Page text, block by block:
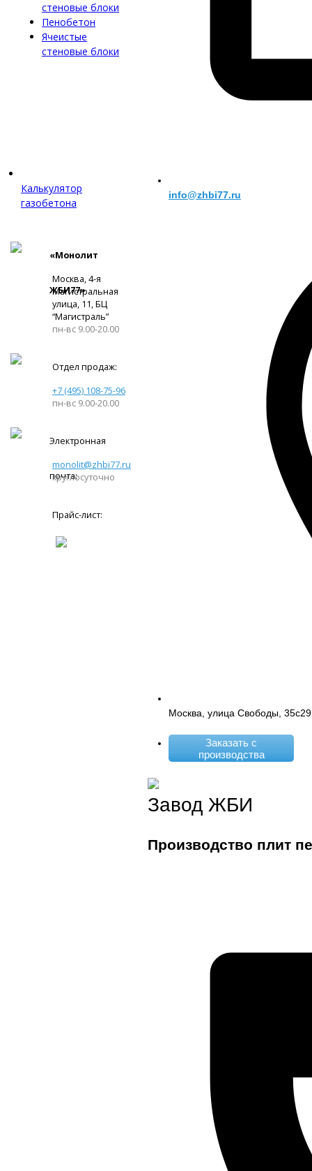
стеновые блоки
Пенобетон
Ячеистые
стеновые блоки
Калькулятор
газобетона
«Монолит
ЖБИ77»
Москва, 4-я
Магистральная
улица, 11, ​БЦ
“Магистраль”
пн-вс 9.00-20.00
Отдел продаж:
+7 (495) 108-75-96
пн-вс 9.00-20.00
Электронная
почта:
monolit@zhbi77.ru
круглосуточно
Прайс-лист:
info@zhbi77.ru
Москва, улица Свободы, 35с29
Заказать с
производства
Завод ЖБИ
Производство плит